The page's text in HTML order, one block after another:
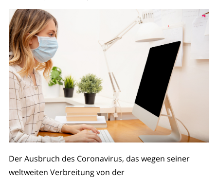
Der Ausbruch des Coronavirus, das wegen seiner
weltweiten Verbreitung von der